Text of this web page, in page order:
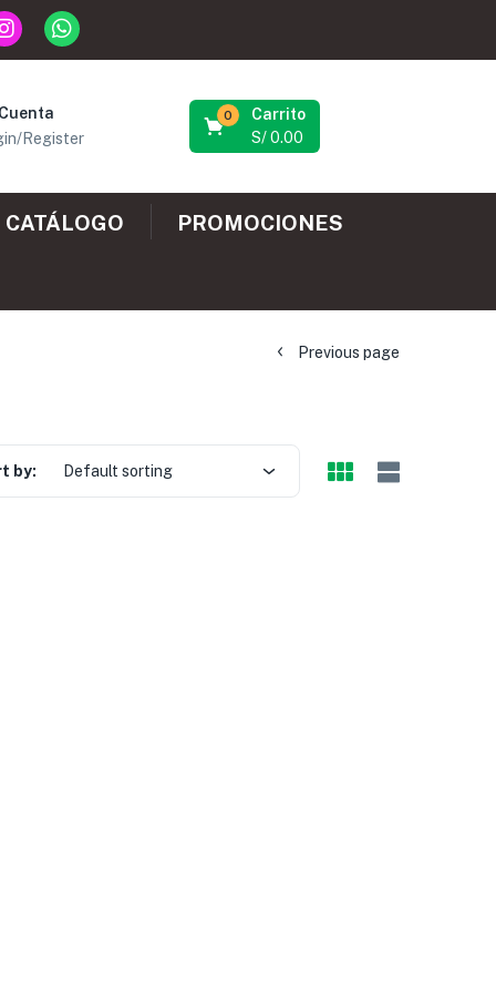
Register
Carrito
0
S/0.00
CATÁLOGO PROMOCIONES
Previous page
by: Default sorting